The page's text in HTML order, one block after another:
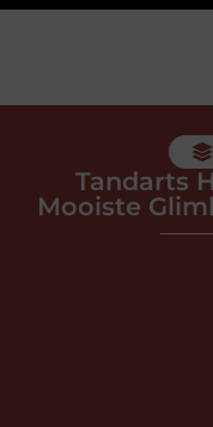
Tandarts
Mooiste